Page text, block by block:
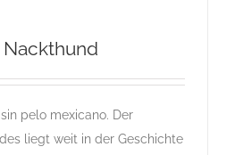
Nackthund
pelo mexicano. Der
liegt weit in der Geschichte